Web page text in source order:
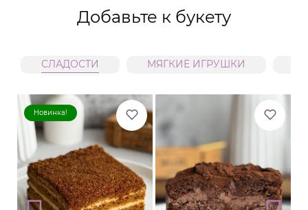
Добавьте к букету
СЛАДОСТИ МЯГКИЕ ИГРУШКИ
Новинка!